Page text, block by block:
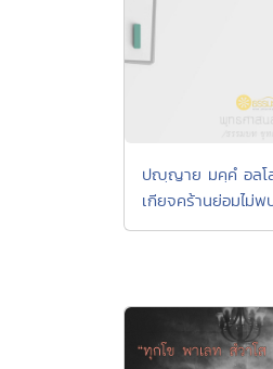
ปญฺญาย มคฺคํ อลโ
เกียจคร้านย่อมไม่